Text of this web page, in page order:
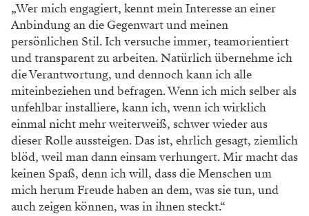
„Wer mich engagiert, kennt mein Interesse an einer
Anbindung an die Gegenwart und meinen
persönlichen Stil. Ich versuche immer, teamorientiert
und transparent zu arbeiten. Natürlich übernehme ich
die Verantwortung, und dennoch kann ich alle
miteinbeziehen und befragen. Wenn ich mich selber als
unfehlbar installiere, kann ich, wenn ich wirklich
einmal nicht mehr weiterweiß, schwer wieder aus
dieser Rolle aussteigen. Das ist, ehrlich gesagt, ziemlich
blöd, weil man dann einsam verhungert. Mir macht das
keinen Spaß, denn ich will, dass die Menschen um
mich herum Freude haben an dem, was sie tun, und
auch zeigen können, was in ihnen steckt.“